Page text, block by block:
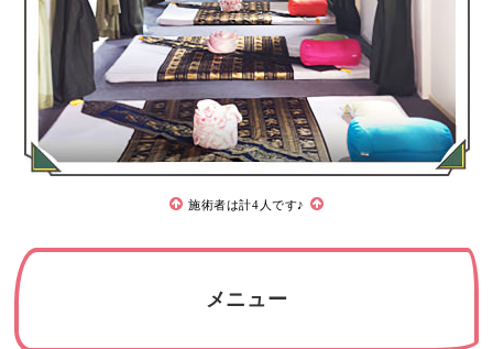
施術者は計4人です♪
メニュー